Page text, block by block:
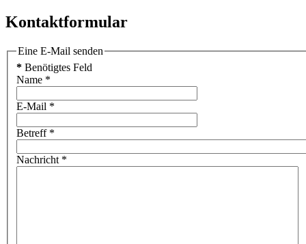
Kontaktformular
Eine E-Mail senden
* Benötigtes Feld
Name *
E-Mail *
Betreff*
Nachricht *